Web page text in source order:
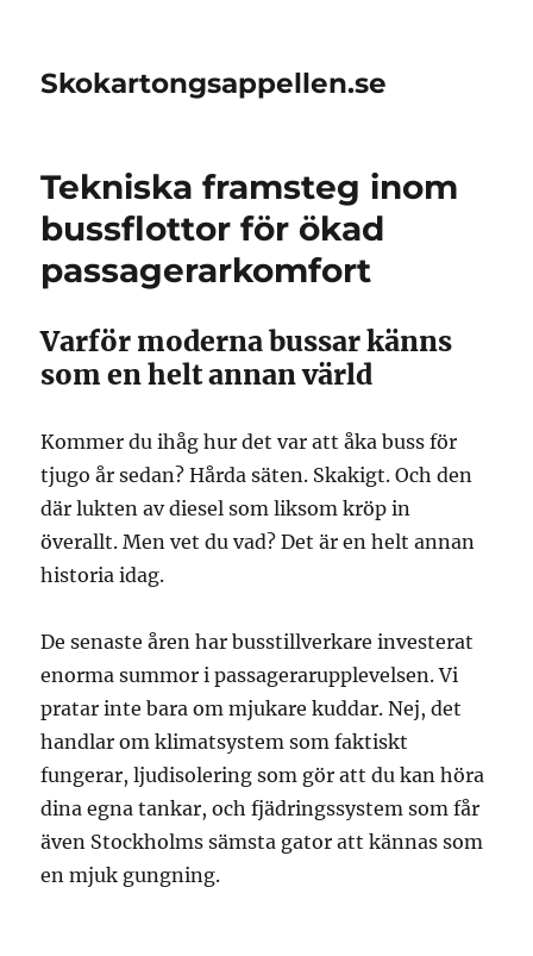
Skokartongsappellen.se
Tekniska framsteg inom
bussflottor för ökad
passagerarkomfort
Varför moderna bussar känns
som en helt annan värld
Kommer du ihåg hur det var att åka buss för
tjugo år sedan? Hårda säten. Skakigt. Och den
där lukten av diesel som liksom kröp in
överallt. Men vet du vad? Det är en helt annan
historia idag.
De senaste åren har busstillverkare investerat
enorma summor i passagerarupplevelsen. Vi
pratar inte bara om mjukare kuddar. Nej, det
handlar om klimatsystem som faktiskt
fungerar, ljudisolering som gör att du kan höra
dina egna tankar, och fjädringssystem som får
även Stockholms sämsta gator att kännas som
en mjuk gungning.